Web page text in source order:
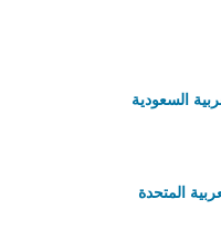
السعودية
المتحدة